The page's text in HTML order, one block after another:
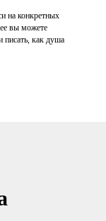
на конкретных
вы можете
писать, как душа